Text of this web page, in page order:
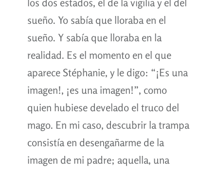
sueño. Yo sabía que lloraba en el
sueño. Y sabía que lloraba en la
realidad. Es el momento en el que
aparece Stéphanie, y le digo: “¡Es una
imagen!, ¡es una imagen!”, como
quien hubiese develado el truco del
mago. En mi caso, descubrir la trampa
consistía en desengañarme de la
imagen de mi padre; aquella, una